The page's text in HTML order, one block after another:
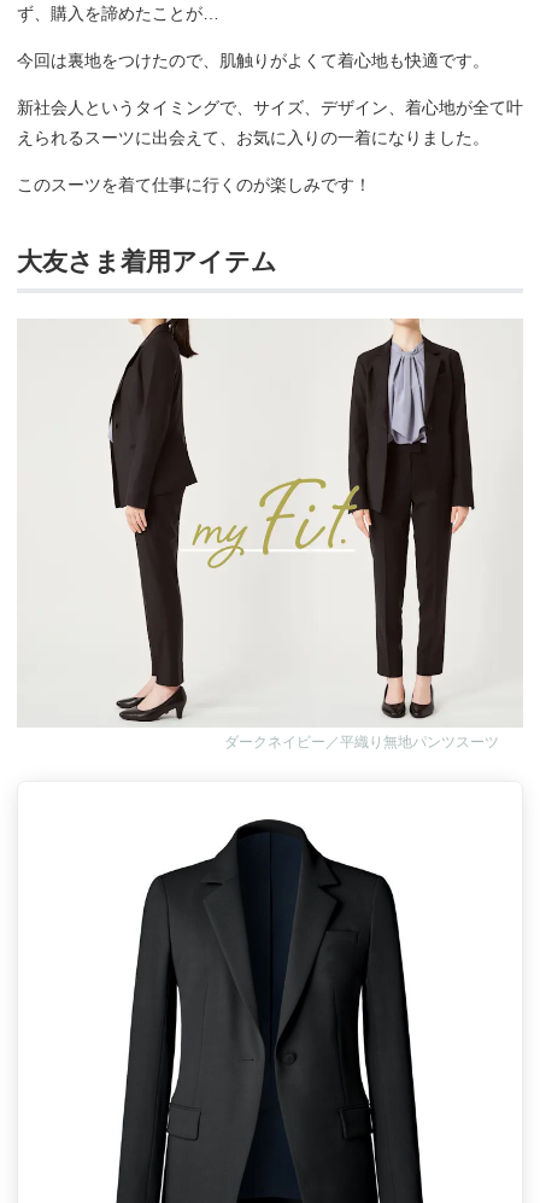
ず、購入を諦めたことが…
今回は裏地をつけたので、肌触りがよくて着心地も快適です。
新社会人というタイミングで、サイズ、デザイン、着心地が全て叶
えられるスーツに出会えて、お気に入りの一着になりました。
このスーツを着て仕事に行くのが楽しみです！
大友さま着用アイテム
ダークネイビー／平織り無地パンツスーツ